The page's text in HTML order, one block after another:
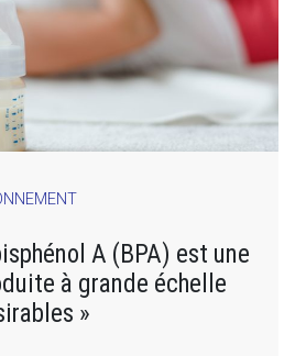
A (BPA) est une
à grande échelle
»